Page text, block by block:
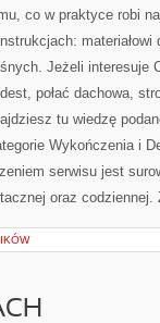
co w praktyce robi
Jeżeli interesuje
połać dachowa,
tu wiedzę
Wykończenia i
serwisu jest
oraz